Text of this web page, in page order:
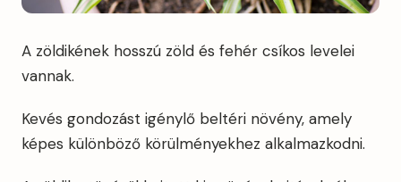
A zöldikének hosszú zöld és fehér csíkos levelei
vannak.
Kevés gondozást igénylő beltéri növény, amely
képes különböző körülményekhez alkalmazkodni.